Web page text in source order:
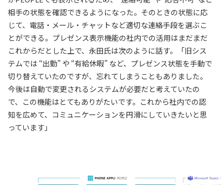
相手の状態を確認できるようになった。そのときの状態に応
じて、電話・メール・チャットなど適切な連絡手段を選ぶこ
とができる。プレゼンス表示機能の社内での活用はまだまだ
これからだとした上で、永田氏は次のように話す。「旧シス
テムでは “出勤” や “有給休暇” など、プレゼンス状態を手動で
切り替えていたのですが、忘れてしまうこともありました。
今後は自動で変更されるシステムが必要だと考えていたの
で、この機能はとてもありがたいです。これから社内での認
知を広めて、コミュニケーションを円滑にしていきたいと思
っています」